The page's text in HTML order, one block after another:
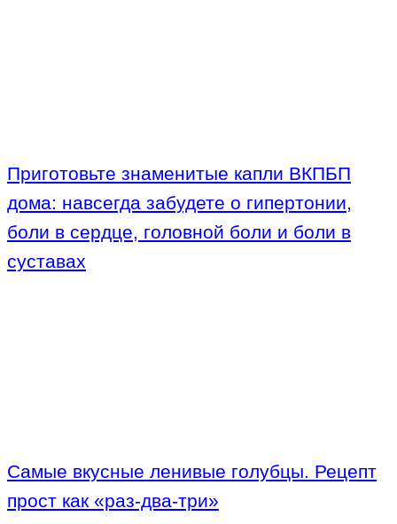
Приготовьте знаменитые капли ВКПБП
дома: навсегда забудете о гипертонии,
боли в сердце, головной боли и боли в
суставах
Самые вкусные ленивые голубцы. Рецепт
прост как «раз-два-три»